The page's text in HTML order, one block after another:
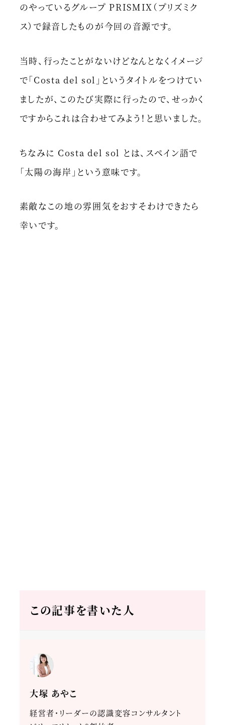
のやっているグループ PRISMIX（プリズミク
ス）で録音したものが今回の音源です。
当時、行ったことがないけどなんとなくイメージ
で「Costa del sol」というタイトルをつけてい
ましたが、このたび実際に行ったので、せっかく
ですからこれは合わせてみよう！と思いました。
ちなみに Costa del sol とは、スペイン語で
「太陽の海岸」という意味です。
素敵なこの地の雰囲気をおすそわけできたら
幸いです。
この記事を書いた人
大塚 あやこ
経営者・リーダーの認識変容コンサルタント